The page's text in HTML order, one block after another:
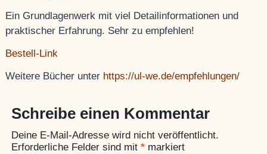
Ein Grundlagenwerk mit viel Detailinformationen und
praktischer Erfahrung. Sehr zu empfehlen!
Bestell-Link
Weitere Bücher unter https://ul-we.de/empfehlungen/
Schreibe einen Kommentar
Deine E-Mail-Adresse wird nicht veröffentlicht.
Erforderliche Felder sind mit* markiert